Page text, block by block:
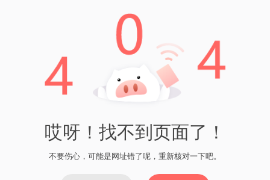
哎呀！找不到页面了！
不要伤心，可能是网址错了呢，重新核对一下吧。